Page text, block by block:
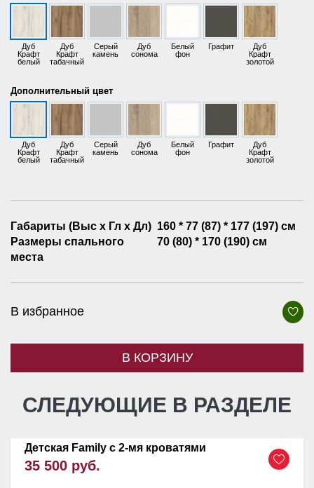
Дуб
Крафт
белый
Дуб
Крафт
табачный
Серый
камень
Дуб
сонома
Белый
фон
Графит Дуб
Крафт
золотой
Дополнительный цвет
Дуб
Крафт
белый
Дуб
Крафт
табачный
Серый
камень
Дуб
сонома
Белый
фон
Графит Дуб
Крафт
золотой
Габариты (Выс х Гл х Дл) 160 * 77 (87) * 177 (197) см
Размеры спального
места
70 (80) * 170 (190) см
В избранное
В КОРЗИНУ
СЛЕДУЮЩИЕ В РАЗДЕЛЕ
Детская Family c 2-мя кроватями
35 500 руб.